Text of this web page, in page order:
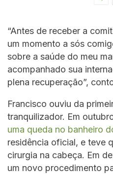
“Antes de receber a
um momento a sós
sobre a saúde do meu
acompanhado sua
plena recuperação”,
Francisco ouviu da
tranquilizador. Em
uma queda no banheiro
residência oficial, e teve
cirurgia na cabeça. Em
um novo procedimento